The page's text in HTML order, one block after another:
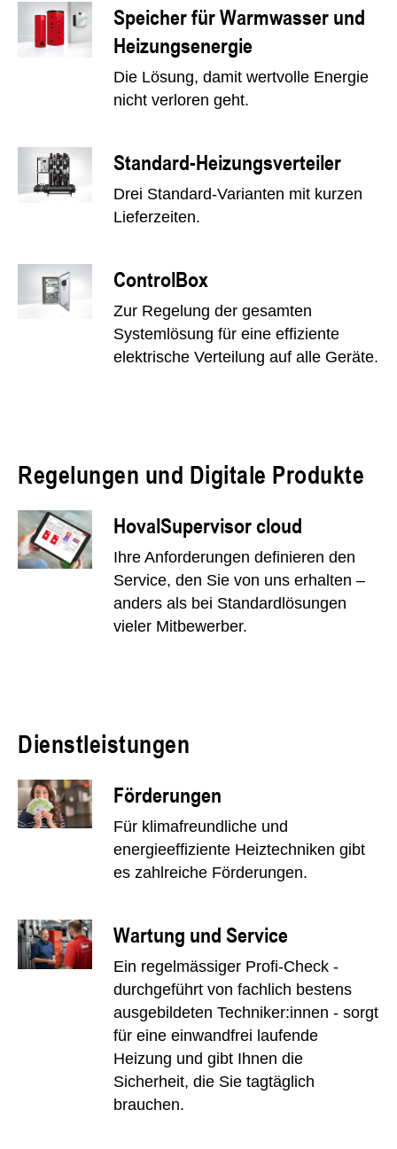
Speicher für Warmwasser und
Heizungsenergie
Die Lösung, damit wertvolle Energie
nicht verloren geht.
Standard-Heizungsverteiler
Drei Standard-Varianten mit kurzen
Lieferzeiten.
ControlBox
Zur Regelung der gesamten
Systemlösung für eine effiziente
elektrische Verteilung auf alle Geräte.
Regelungen und Digitale Produkte
HovalSupervisor cloud
Ihre Anforderungen definieren den
Service, den Sie von uns erhalten –
anders als bei Standardlösungen
vieler Mitbewerber.
Dienstleistungen
Förderungen
Für klimafreundliche und
energieeffiziente Heiztechniken gibt
es zahlreiche Förderungen.
Wartung und Service
Ein regelmässiger Profi-Check -
durchgeführt von fachlich bestens
ausgebildeten Techniker:innen - sorgt
für eine einwandfrei laufende
Heizung und gibt Ihnen die
Sicherheit, die Sie tagtäglich
brauchen.